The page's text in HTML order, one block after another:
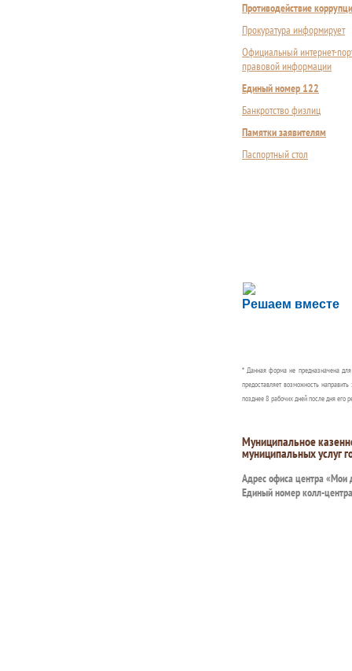
Противодействие
Прокуратура информирует
Официальный интернет-
правовой информации
Единый номер 122
Банкротство физлиц
Памятки заявителям
Паспортный стол
Решаем вместе
Сложности с
Сообщите об этом
* Данная форма не предназначена
предоставляет возможность
позднее 8 рабочих дней после дня его
Муниципальное
муниципальных услуг
Адрес офиса центра «Мои
Единый номер колл-